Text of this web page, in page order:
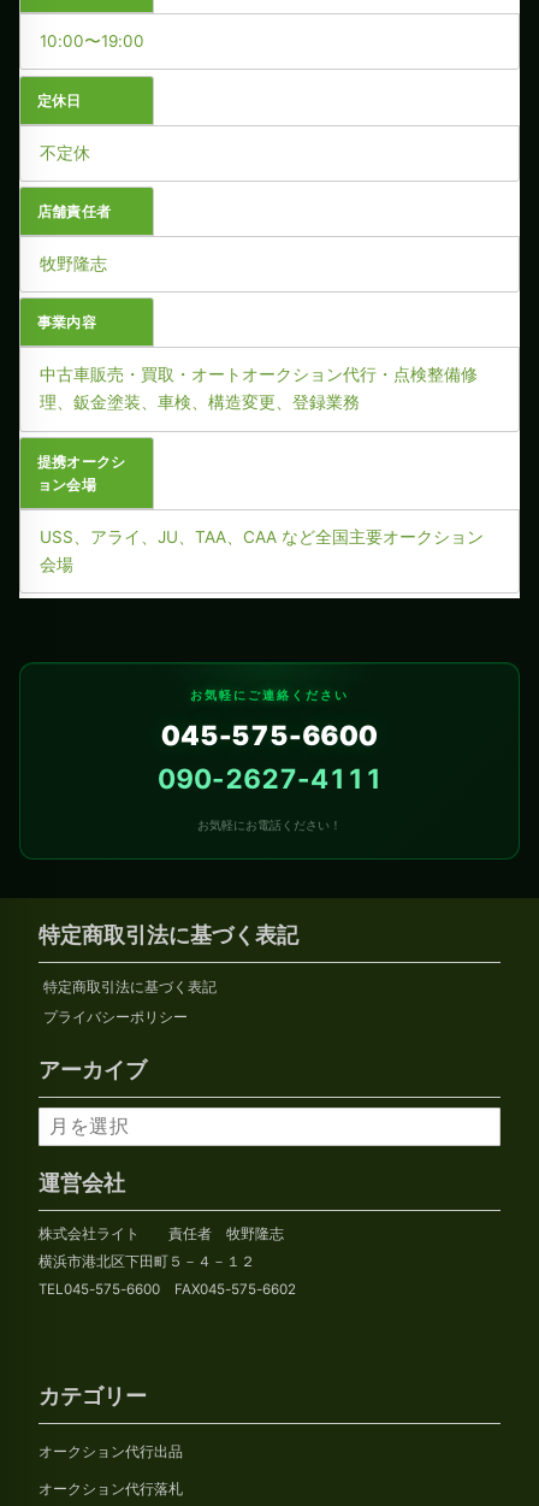
10:00〜19:00
定休日
不定休
店舗責任者
牧野隆志
事業内容
中古車販売・買取・オートオークション代行・点検整備修
理、鈑金塗装、車検、構造変更、登録業務
提携オークシ
ョン会場
USS、アライ、JU、TAA、CAA など全国主要オークション
会場
お気軽にご連絡ください
045-575-6600
090-2627-4111
お気軽にお電話ください！
特定商取引法に基づく表記
特定商取引法に基づく表記
プライバシーポリシー
アーカイブ
ア
ー
カ
イ
ブ
運営会社
株式会社ライト 責任者 牧野隆志
横浜市港北区下田町５－４－１２
TEL045-575-6600 FAX045-575-6602
カテゴリー
オークション代行出品
オークション代行落札